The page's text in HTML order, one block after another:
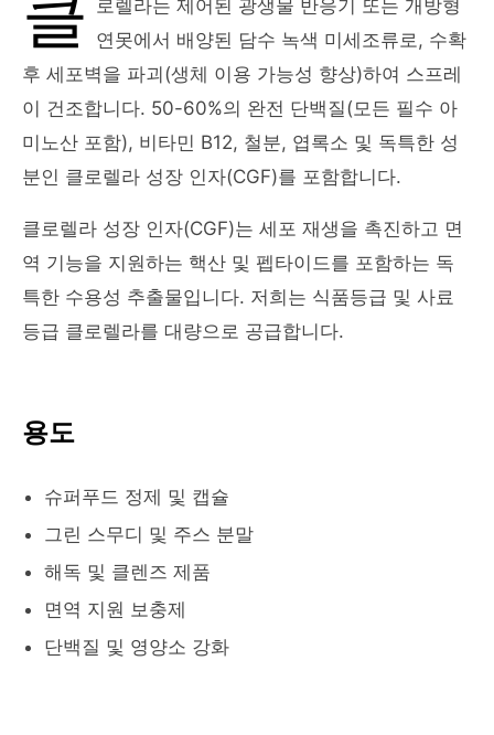
로렐라는 제어된 광생물 반응기 또는 개방형
연못에서 배양된 담수 녹색 미세조류로, 수확
후 세포벽을 파괴(생체 이용 가능성 향상)하여 스프레
이 건조합니다. 50-60%의 완전 단백질(모든 필수 아
미노산 포함), 비타민 B12, 철분, 엽록소 및 독특한 성
분인 클로렐라 성장 인자(CGF)를 포함합니다.
클로렐라 성장 인자(CGF)는 세포 재생을 촉진하고 면
역 기능을 지원하는 핵산 및 펩타이드를 포함하는 독
특한 수용성 추출물입니다. 저희는 식품등급 및 사료
등급 클로렐라를 대량으로 공급합니다.
용도
슈퍼푸드 정제 및 캡슐
그린 스무디 및 주스 분말
해독 및 클렌즈 제품
면역 지원 보충제
단백질 및 영양소 강화